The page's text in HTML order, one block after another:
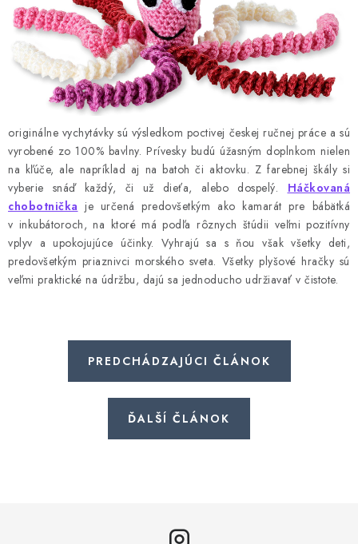
originálne vychytávky sú výsledkom poctivej českej ručnej práce a sú
vyrobené zo 100% bavlny. Prívesky budú úžasným doplnkom nielen
na kľúče, ale napríklad aj na batoh či aktovku. Z farebnej škály si
vyberie snáď každý, či už dieťa, alebo dospelý. Háčkovaná
chobotnička je určená predovšetkým ako kamarát pre bábätká
v inkubátoroch, na ktoré má podľa rôznych štúdii veľmi pozitívny
vplyv a upokojujúce účinky. Vyhrajú sa s ňou však všetky deti,
predovšetkým priaznivci morského sveta. Všetky plyšové hračky sú
veľmi praktické na údržbu, dajú sa jednoducho udržiavať v čistote.
PREDCHÁDZAJÚCI ČLÁNOK
ĎALŠÍ ČLÁNOK